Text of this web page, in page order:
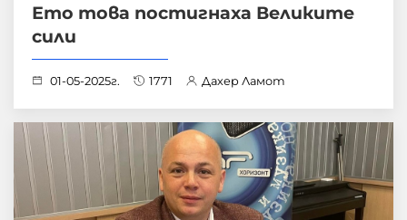
Ето това постигнаха Великите
сили
01-05-2025г. 1771 Дахер Ламот